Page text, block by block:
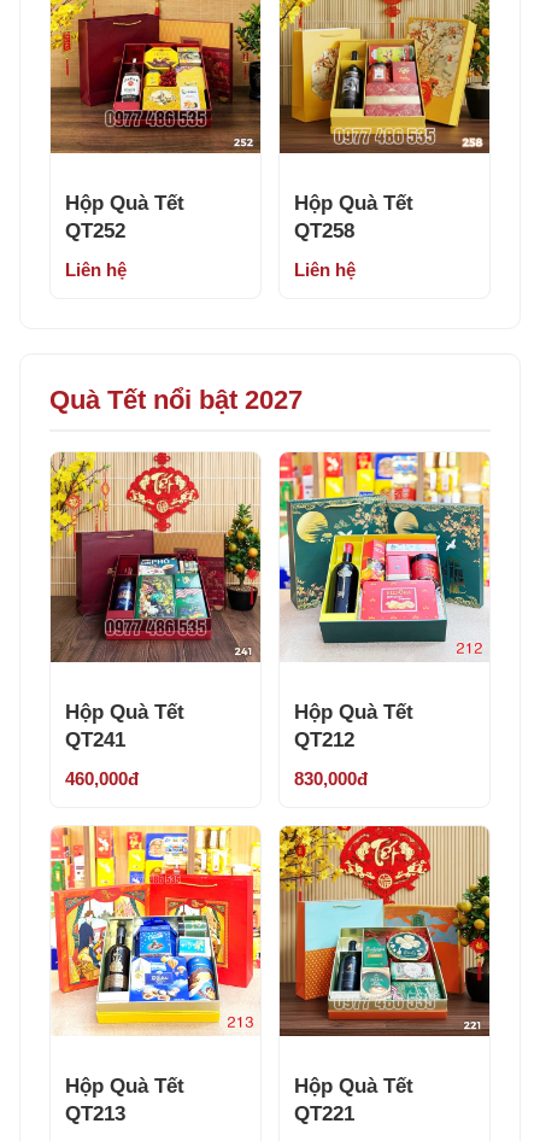
Hộp Quà Tết
QT252
Liên hệ
Hộp Quà Tết
QT258
Liên hệ
Quà Tết nổi bật 2027
Hộp Quà Tết
QT241
460,000đ
Hộp Quà Tết
QT212
830,000đ
Hộp Quà Tết
QT213
Hộp Quà Tết
QT221